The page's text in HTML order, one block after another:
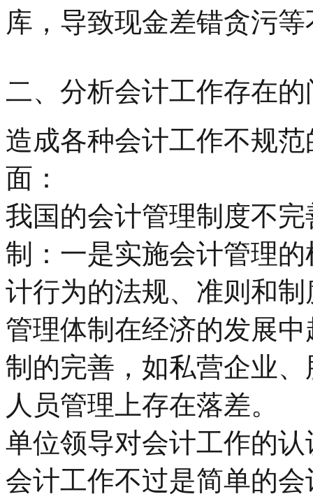
库，导致现金差错贪污
二、分析会计工作存在的
造成各种会计工作不规
面：
我国的会计管理制度不
制：一是实施会计管理
计行为的法规、准则和
管理体制在经济的发展
制的完善，如私营企业
人员管理上存在落差。
单位领导对会计工作的
会计工作不过是简单的